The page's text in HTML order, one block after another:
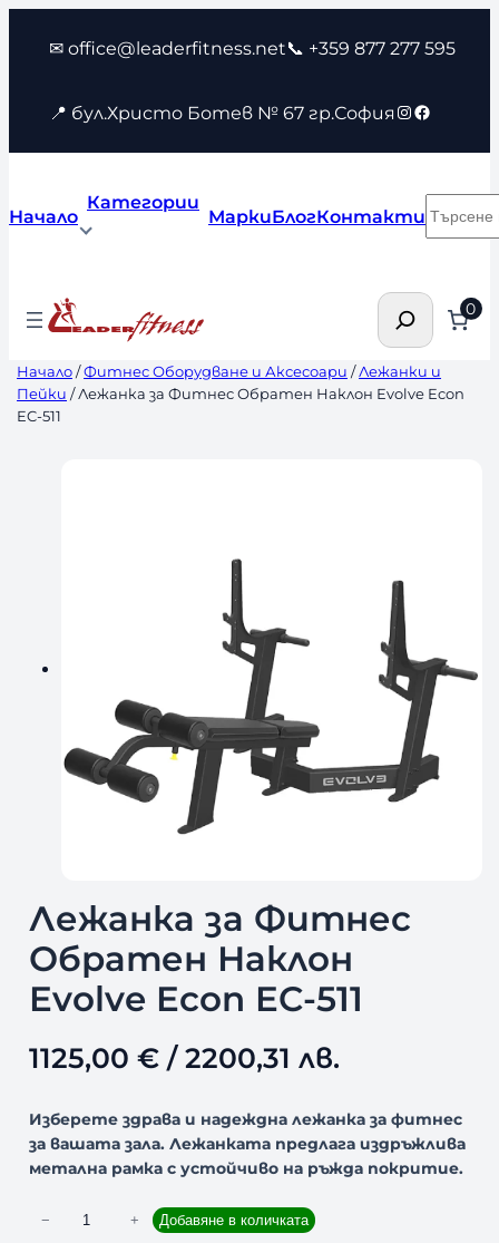
съдържанието
✉ office@leaderfitness.net📞 +359 877 277 595
📍 бул.Христо Ботев № 67 гр.София Instagram
Facebook
Начало
Категории
МаркиБлогКонтакти
Търсене 0
Начало/Фитнес Оборудване и Аксесоари /Лежанки и
Пейки / Лежанка за Фитнес Обратен Наклон Evolve Econ
EC-511
Лежанка за Фитнес
Обратен Наклон
Evolve Econ EC-511
1125,00 €/ 2200,31 лв.
Изберете здрава и надеждна лежанка за фитнес
за вашата зала. Лежанката предлага издръжлива
метална рамка с устойчиво на ръжда покритие.
− + Добавяне в количката